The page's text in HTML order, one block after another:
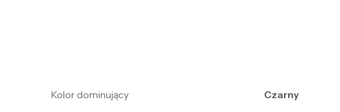
Kolor dominujący
Czarny